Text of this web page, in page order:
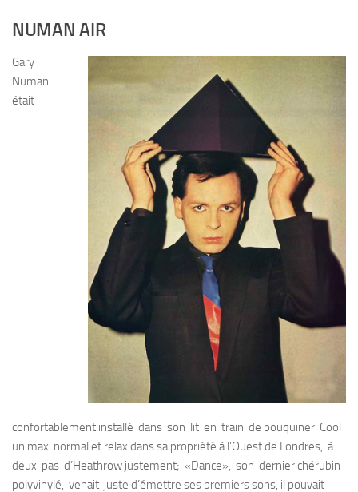
NUMAN AIR
Gary
Numan
était
confortablement installé dans son lit en train de bouquiner. Cool
un max. normal et relax dans sa propriété à l’Ouest de Londres, à
deux pas d’Heathrow justement; «Dance», son dernier chérubin
polyvinylé, venait juste d’émettre ses premiers sons, il pouvait